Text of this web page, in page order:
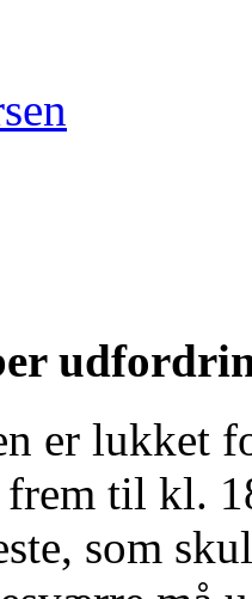
er lukket
til kl.
som